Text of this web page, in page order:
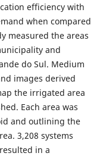
efficiency with
when compared
measured the areas
and
do Sul. Medium
images derived
the irrigated area
Each area was
and outlining the
3,208 systems
in a